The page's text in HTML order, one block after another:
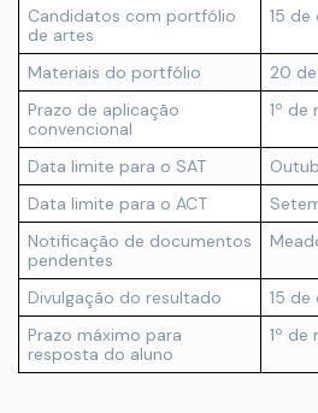
Candidatos com portfólio
de artes
15
Materiais do portfólio 20
Prazo de aplicação
convencional
1º de
Data limite para o SAT
Data limite para o ACT
Notificação de documentos
pendentes
Divulgação do resultado 15 de
Prazo máximo para
resposta do aluno
1º de